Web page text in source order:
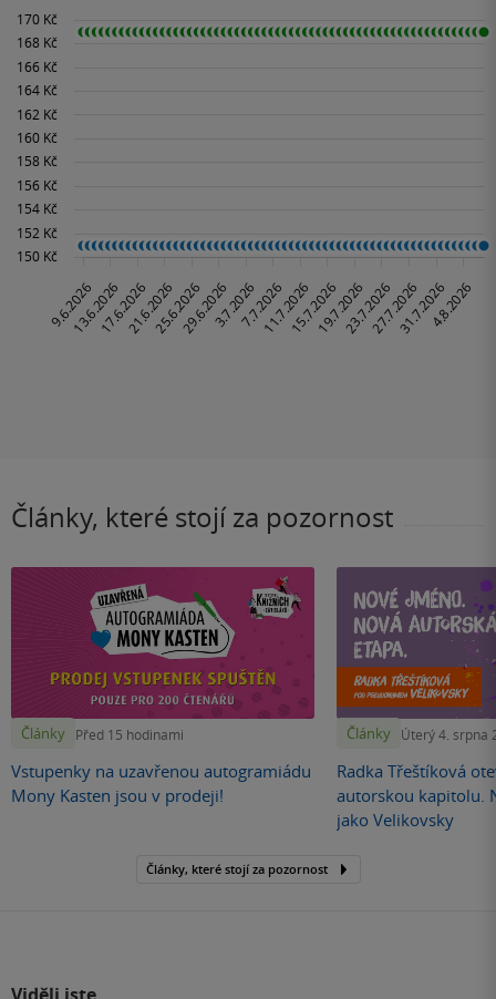
Články, které stojí za pozornost
Články Před 15 hodinami
Vstupenky na uzavřenou autogramiádu
Mony Kasten jsou v prodeji!
Články Úterý 4. srpna
Radka Třeštíková
autorskou kapitolu.
jako Velikovsky
Články, které stojí za pozornost